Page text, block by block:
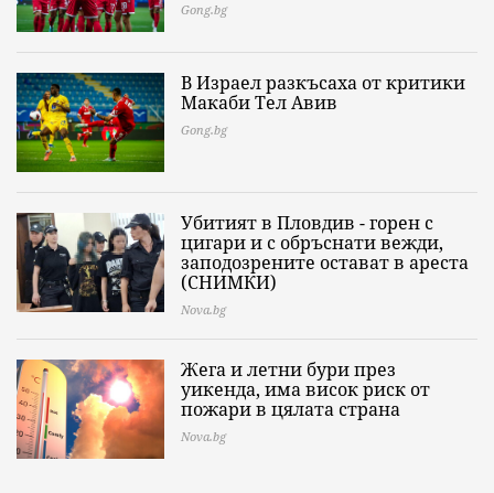
Gong.bg
В Израел разкъсаха от критики
Макаби Тел Авив
Gong.bg
Убитият в Пловдив - горен с
цигари и с обръснати вежди,
заподозрените остават в ареста
(СНИМКИ)
Nova.bg
Жега и летни бури през
уикенда, има висок риск от
пожари в цялата страна
Nova.bg